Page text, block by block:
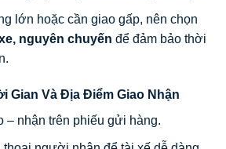
lớn hoặc cần giao gấp, nên chọn
nguyên chuyến để đảm bảo thời
Gian Và Địa Điểm Giao Nhận
– nhận trên phiếu gửi hàng.